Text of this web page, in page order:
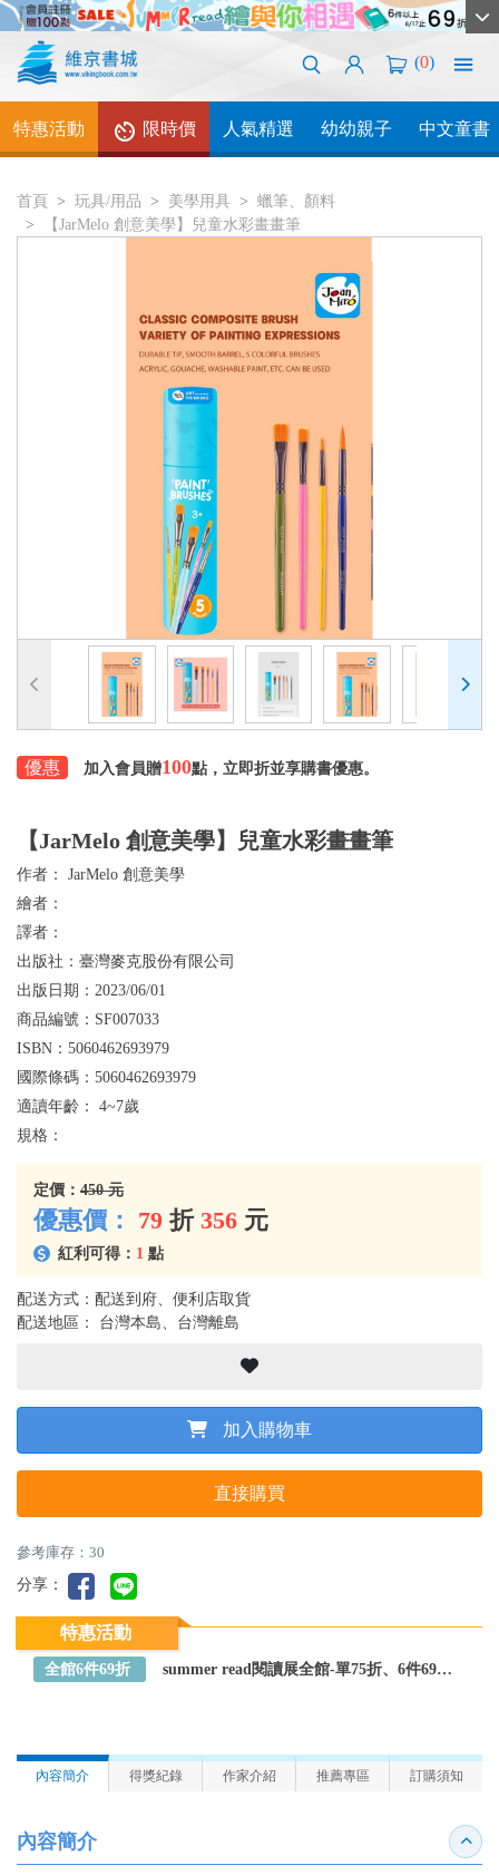
(0)
特惠活動 限時價 人氣精選 幼幼親子 中文童書
首頁 玩具/用品 美學用具
蠟筆、顏料
【JarMelo 創意美學】兒童水彩畫畫筆
優惠 加入會員贈100點，立即折並享購書優惠。
【JarMelo 創意美學】兒童水彩畫畫筆
作者： JarMelo 創意美學
繪者：
譯者：
出版社： 臺灣麥克股份有限公司
出版日期： 2023/06/01
商品編號： SF007033
ISBN： 5060462693979
國際條碼： 5060462693979
適讀年齡： 4~7歲
規格：
定價： 450 元
優惠價： 79 折 356 元
紅利可得： 1 點
配送方式：配送到府、便利店取貨
配送地區： 台灣本島、台灣離島
加入購物車
直接購買
參考庫存：30
分享：
特惠活動
全館6件69折 summer read閱讀展全館-單75折、6件69折～全館任選
內容簡介 得獎紀錄 作家介紹 推薦專區 訂購須知
內容簡介 收合